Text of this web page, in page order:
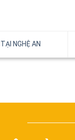
NGHỆ AN